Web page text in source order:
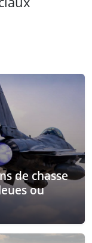
de chasse
ou